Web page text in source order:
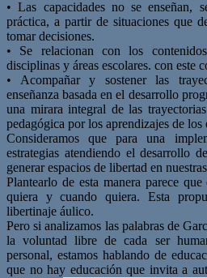
• Las capacidades no se enseñan,
práctica, a partir de situaciones que
tomar decisiones.
• Se relacionan con los
disciplinas y áreas escolares. con este
• Acompañar y sostener las
enseñanza basada en el desarrollo
una mirara integral de las
pedagógica por los aprendizajes de los
Consideramos que para una
estrategias atendiendo el desarrollo
generar espacios de libertad en
Plantearlo de esta manera parece
quiera y cuando quiera. Esta
libertinaje áulico.
Pero si analizamos las palabras de
la voluntad libre de cada ser
personal, estamos hablando de
que no hay educación que invita a